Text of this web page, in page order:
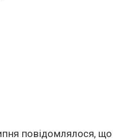
повідомлялося, що